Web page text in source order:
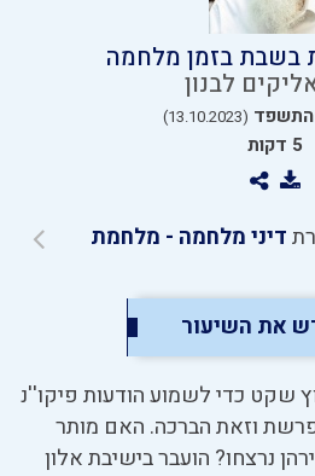
בשבת בזמן מלחמה
לבנון
התשפד (13.10.2023)
5 דקות
דיני מלחמה - מלחמת
את השיעור
שקט כדי לשמוע הודעות פיקו''נ
וזאת הברכה. האם מותר
נרצחו? הועבר בישיבת אלון